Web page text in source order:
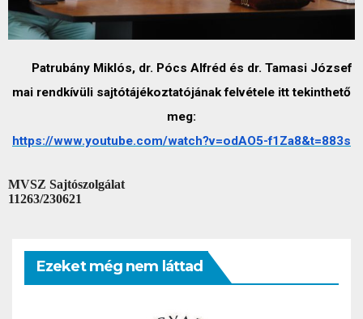
Patrubány Miklós, dr. Pócs Alfréd és dr. Tamasi József
mai rendkívüli sajtótájékoztatójának felvétele itt tekinthető
meg:
https://www.youtube.com/watch?v=odAO5-f1Za8&t=883s
MVSZ Sajtószolgálat
11263/230621
Ezeket még nem láttad